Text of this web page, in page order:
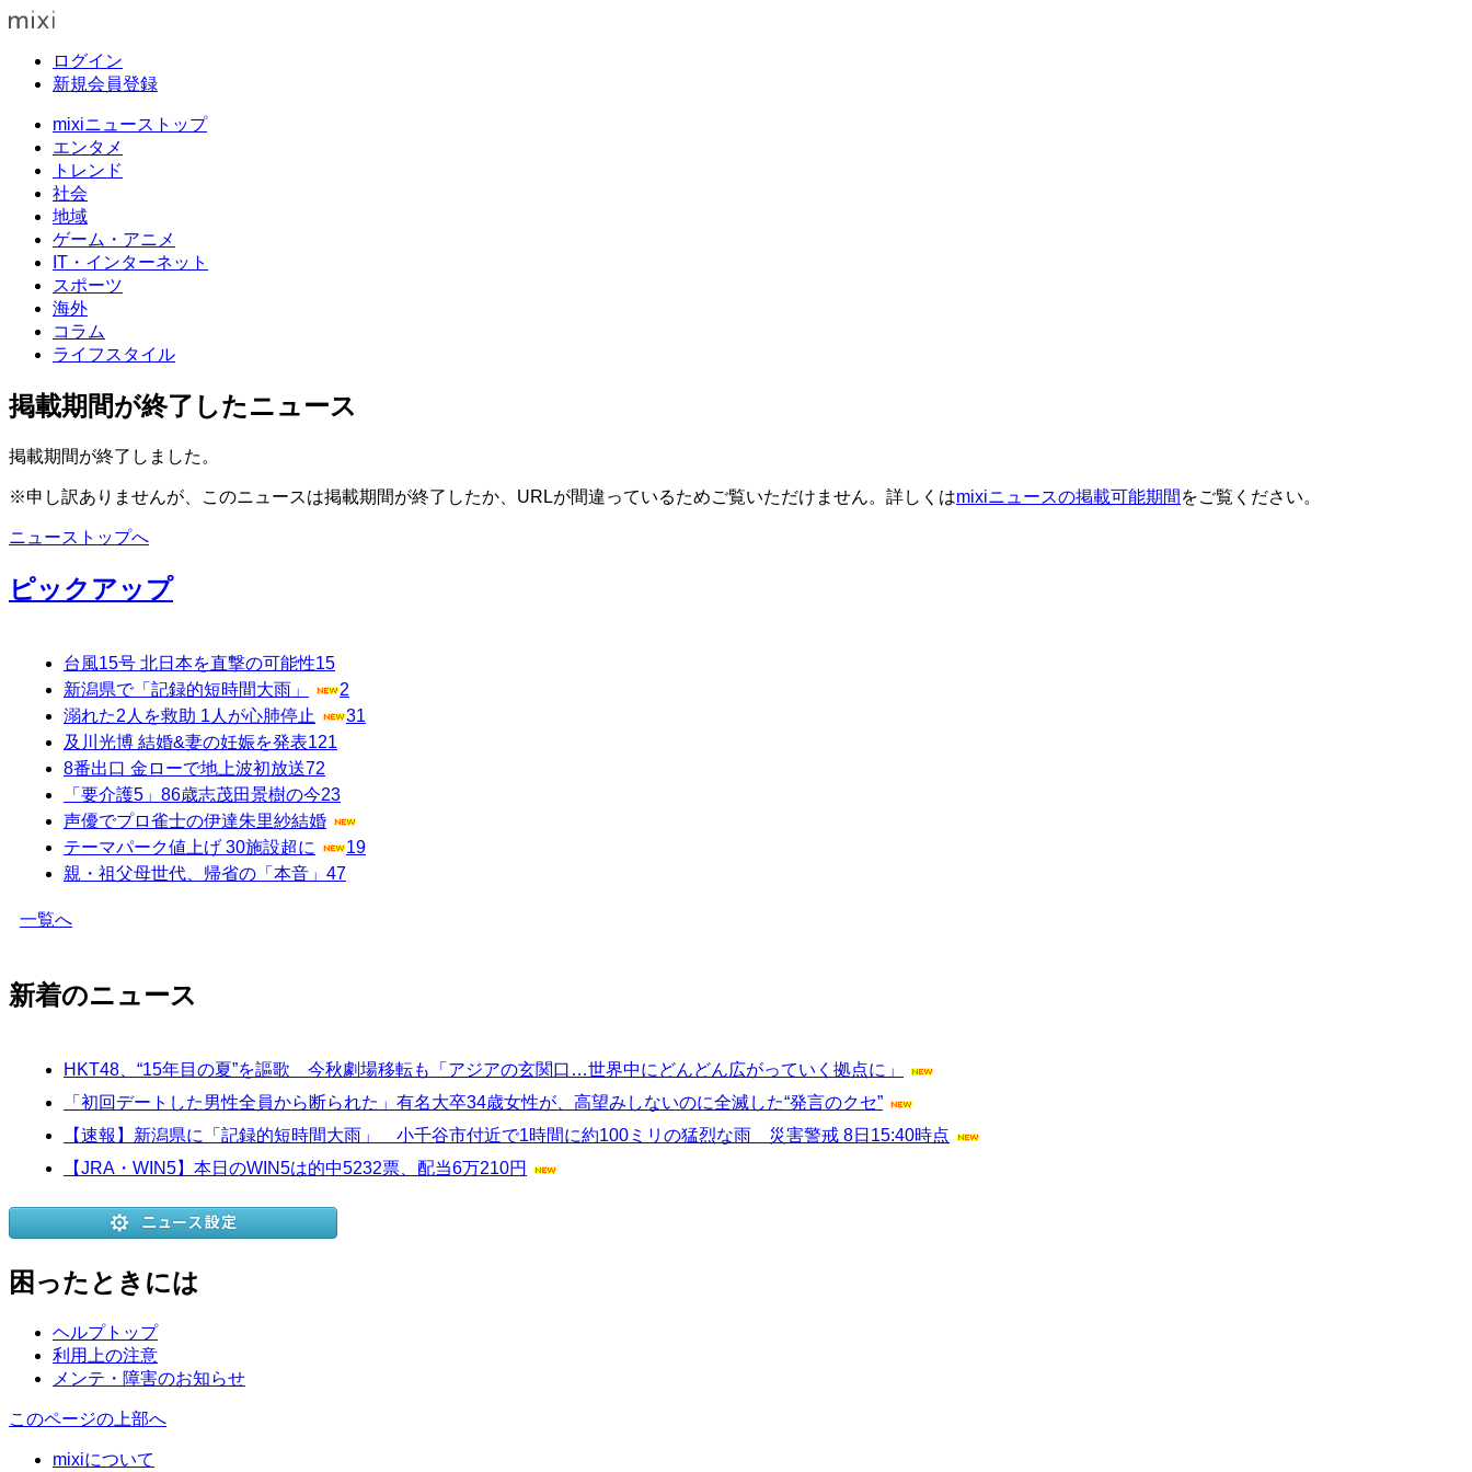
ログイン
新規会員登録
mixiニューストップ
エンタメ
トレンド
社会
地域
ゲーム・アニメ
IT・インターネット
スポーツ
海外
コラム
ライフスタイル
掲載期間が終了したニュース
掲載期間が終了しました。
※申し訳ありませんが、このニュースは掲載期間が終了したか、URLが間違っているためご覧いただけません。詳しくはmixiニュースの掲載可能期間 をご覧ください。
ニューストップへ
ピックアップ
台風15号 北日本を直撃の可能性15
新潟県で「記録的短時間大雨」
2
溺れた2人を救助 1人が心肺停止
31
及川光博 結婚&妻の妊娠を発表121
8番出口 金ローで地上波初放送72
「要介護5」86歳志茂田景樹の今23
声優でプロ雀士の伊達朱里紗結婚
テーマパーク値上げ 30施設超に
19
親・祖父母世代、帰省の「本音」 47
一覧へ
新着のニュース
HKT48、“15年目の夏”を謳歌 今秋劇場移転も「アジアの玄関口…世界中にどんどん広がっていく拠点に」
「初回デートした男性全員から断られた」有名大卒34歳女性が、高望みしないのに全滅した“発言のクセ”
【速報】新潟県に「記録的短時間大雨」 小千谷市付近で1時間に約100ミリの猛烈な雨 災害警戒 8日15:40時点
【JRA・WIN5】本日のWIN5は的中5232票、配当6万210円
困ったときには
ヘルプトップ
利用上の注意
メンテ・障害のお知らせ
このページの上部へ
mixiについて